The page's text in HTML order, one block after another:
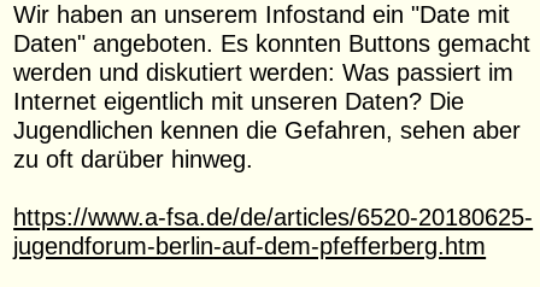
Wir haben an unserem Infostand ein "Date mit
Daten" angeboten. Es konnten Buttons gemacht
werden und diskutiert werden: Was passiert im
Internet eigentlich mit unseren Daten? Die
Jugendlichen kennen die Gefahren, sehen aber
zu oft darüber hinweg.
https://www.a-fsa.de/de/articles/6520-20180625-
jugendforum-berlin-auf-dem-pfefferberg.htm